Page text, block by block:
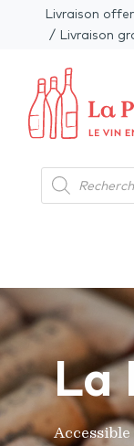
Livraison
/ Livraison
Recherche
de
produits
La